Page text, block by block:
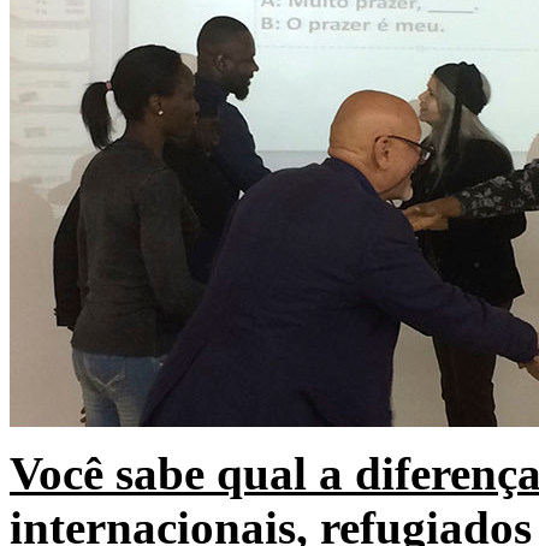
Você sabe qual a
internacionais,